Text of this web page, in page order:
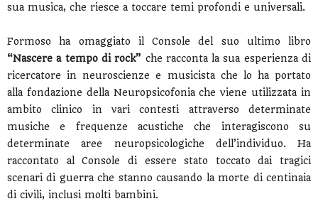
sua musica, che riesce a toccare temi profondi e universali.
Formoso ha omaggiato il Console del suo ultimo libro
“Nascere a tempo di rock” che racconta la sua esperienza di
ricercatore in neuroscienze e musicista che lo ha portato
alla fondazione della Neuropsicofonia che viene utilizzata in
ambito clinico in vari contesti attraverso determinate
musiche e frequenze acustiche che interagiscono su
determinate aree neuropsicologiche dell’individuo. Ha
raccontato al Console di essere stato toccato dai tragici
scenari di guerra che stanno causando la morte di centinaia
di civili, inclusi molti bambini.